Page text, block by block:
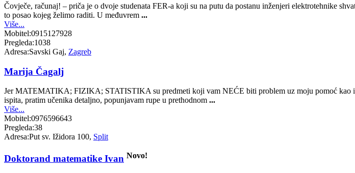
Čovječe, računaj! – priča je o dvoje studenata FER-a koji su na putu da postanu inženjeri elektrotehnike
to posao kojeg želimo raditi. U međuvrem ...
Više...
Mobitel:0915127928
Pregleda:1038
Adresa:Savski Gaj, Zagreb
Marija Čagalj
Jer MATEMATIKA; FIZIKA; STATISTIKA su predmeti koji vam NEĆE biti problem uz moju pomoć kao
ispita, pratim učenika detaljno, popunjavam rupe u prethodnom ...
Više...
Mobitel:0976596643
Pregleda:38
Adresa:Put sv. Ižidora 100, Split
Doktorand matematike Ivan Novo!